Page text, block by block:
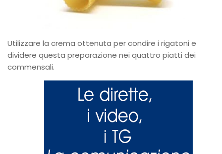
Utilizzare la crema ottenuta per condire i rigatoni e
dividere questa preparazione nei quattro piatti dei
commensali.